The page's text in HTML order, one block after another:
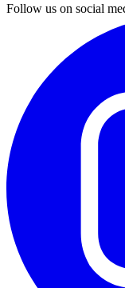
Follow us on social